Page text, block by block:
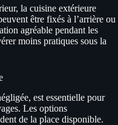
la cuisine extérieure
être fixés à l’arrière ou
agréable pendant les
moins pratiques sous la
est essentielle pour
Les options
de la place disponible.